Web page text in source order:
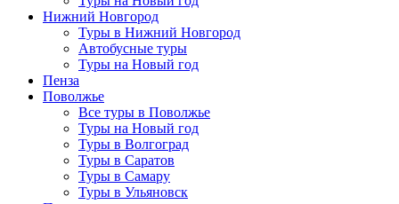
Нижний Новгород
Туры в Нижний Новгород
Автобусные туры
Туры на Новый год
Пенза
Поволжье
Все туры в Поволжье
Туры на Новый год
Туры в Волгоград
Туры в Саратов
Туры в Самару
Туры в Ульяновск